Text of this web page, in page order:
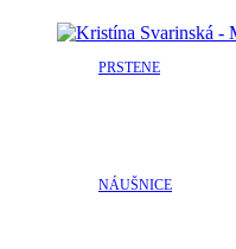
PRSTENE
NÁUŠNICE